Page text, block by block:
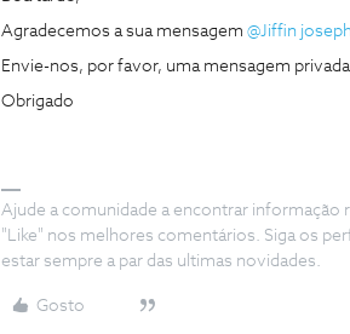
Agradecemos a sua mensagem ​ @Jiffin joseph
Envie-nos, por favor, uma mensagem privada
Obrigado
Ajude a comunidade a encontrar informação
"Like" nos melhores comentários. Siga os
estar sempre a par das ultimas novidades.
Gosto